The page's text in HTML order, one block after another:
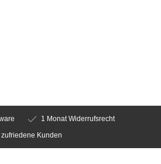
1 Monat Widerrufsrecht
zufriedene Kunden